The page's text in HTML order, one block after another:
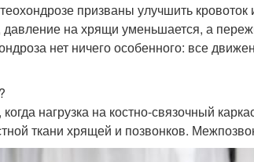
призваны улучшить
на хрящи уменьшается, а
нет ничего особенного: все
нагрузка на костно-связочный
ткани хрящей и позвонков.